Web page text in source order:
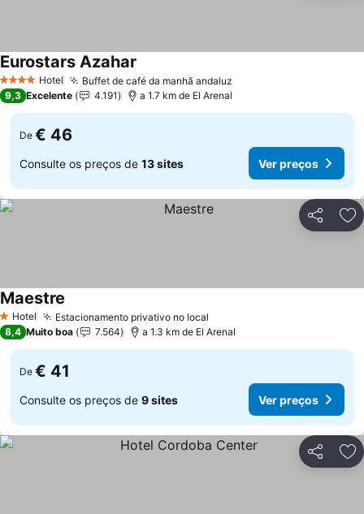
4 EstrelasHotel Buffet de café da manhã andaluz
Eurostars Azahar
9,3 Excelente 4.191 a 1.7 km de El Arenal
De € 46
Consulte os preços de 13 sites Ver preços
Partilhar
1 Estrelas
Hotel Estacionamento privativo no local
Maestre
8,4 Muito boa 7.564 a 1.3 km de El Arenal
De € 41
Consulte os preços de 9 sites Ver preços
Partilhar